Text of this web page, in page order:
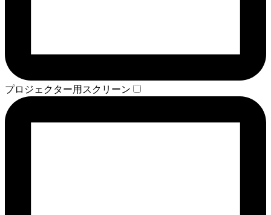
プロジェクター用スクリーン